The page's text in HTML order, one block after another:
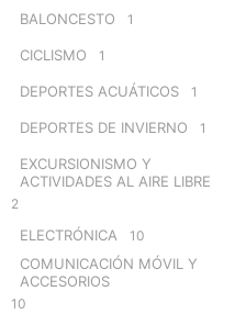
BALONCESTO 1
CICLISMO 1
DEPORTES ACUÁTICOS 1
DEPORTES DE INVIERNO 1
EXCURSIONISMO Y
ACTIVIDADES AL AIRE LIBRE
2
ELECTRÓNICA 10
COMUNICACIÓN MÓVIL Y
ACCESORIOS
10